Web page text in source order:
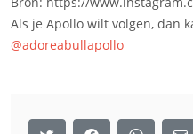
Als je Apollo wilt volgen, dan
@adoreabullapollo